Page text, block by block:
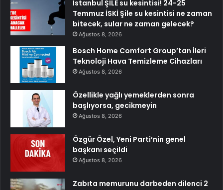
İstanbul ŞİLE su kesintisi! 24-25
Temmuz İSKİ Şile su kesintisi ne zaman
bitecek, sular ne zaman gelecek?
Ağustos 8, 2026
Bosch Home Comfort Group’tan İleri
Teknoloji Hava Temizleme Cihazları
Ağustos 8, 2026
Özellikle yağlı yemeklerden sonra
başlıyorsa, gecikmeyin
Ağustos 8, 2026
Özgür Özel, Yeni Parti’nin genel
başkanı seçildi
Ağustos 8, 2026
Zabıta memurunu darbeden dilenci 2